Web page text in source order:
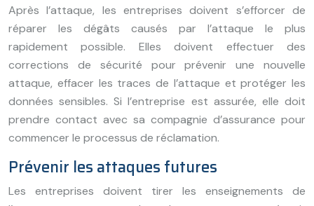
Après l’attaque, les entreprises doivent s’efforcer de
réparer les dégâts causés par l’attaque le plus
rapidement possible. Elles doivent effectuer des
corrections de sécurité pour prévenir une nouvelle
attaque, effacer les traces de l’attaque et protéger les
données sensibles. Si l’entreprise est assurée, elle doit
prendre contact avec sa compagnie d’assurance pour
commencer le processus de réclamation.
Prévenir les attaques futures
Les entreprises doivent tirer les enseignements de